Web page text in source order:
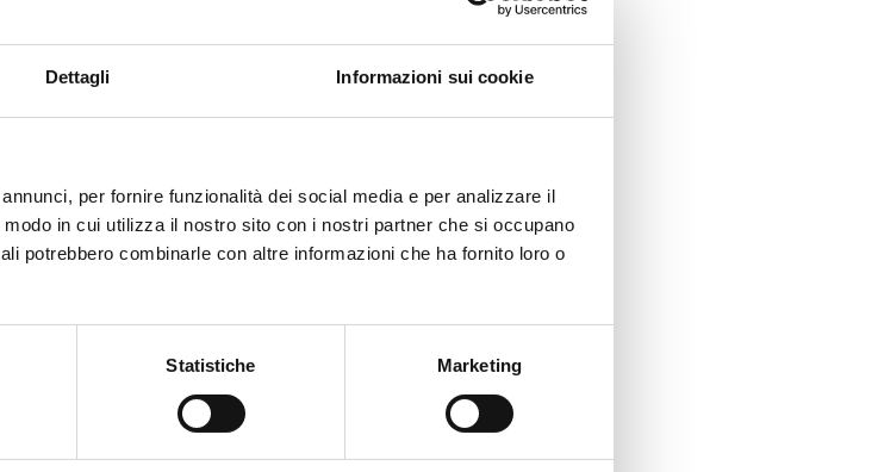
Dettagli Informazioni sui cookie
per fornire funzionalità dei social media e per analizzare il
in cui utilizza il nostro sito con i nostri partner che si occupano
potrebbero combinarle con altre informazioni che ha fornito loro o
Statistiche Marketing
di